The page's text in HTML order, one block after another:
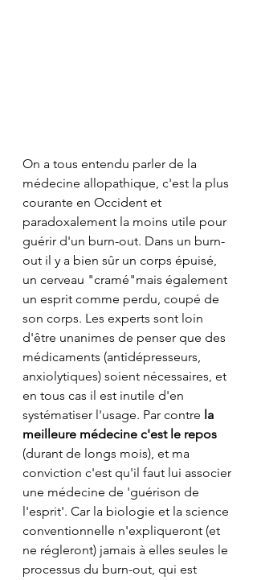
On a tous entendu parler de la
médecine allopathique, c'est la plus
courante en Occident et
paradoxalement la moins utile pour
guérir d'un burn-out. Dans un burn-
out il y a bien sûr un corps épuisé,
un cerveau "cramé"mais également
un esprit comme perdu, coupé de
son corps. Les experts sont loin
d'être unanimes de penser que des
médicaments (antidépresseurs,
anxiolytiques) soient nécessaires, et
en tous cas il est inutile d'en
systématiser l'usage. Par contre la
meilleure médecine c'est le repos
(durant de longs mois), et ma
conviction c'est qu'il faut lui associer
une médecine de 'guérison de
l'esprit'. Car la biologie et la science
conventionnelle n'expliqueront (et
ne régleront) jamais à elles seules le
processus du burn-out, qui est